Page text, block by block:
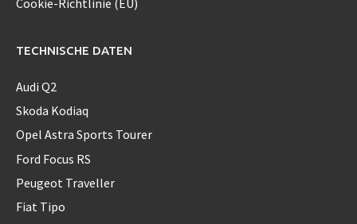
TECHNISCHE DATEN
Audi Q2
Skoda Kodiaq
Opel Astra Sports Tourer
Ford Focus RS
Peugeot Traveller
Fiat Tipo